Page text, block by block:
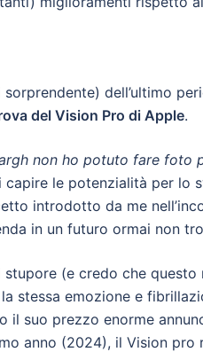
dell’ultimo
del Vision Pro di Apple.
non ho potuto fare foto
le potenzialità per lo
introdotto da me
in un futuro ormai non
(e credo che questo
stessa emozione e
il suo prezzo enorme
anno (2024), il Vision pro